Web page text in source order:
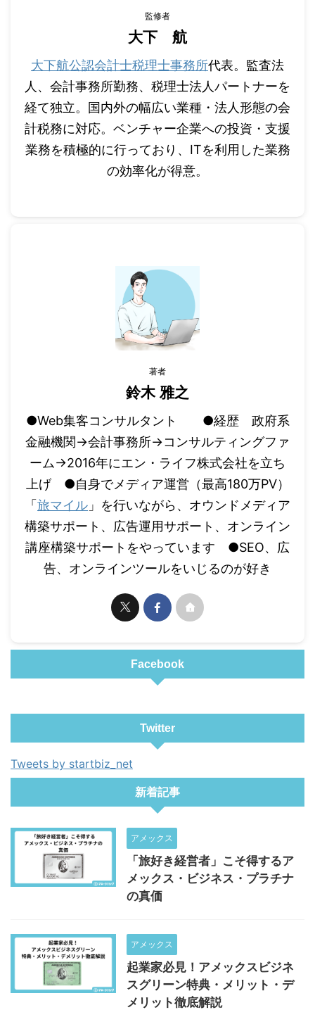
監修者
大下 航
大下航公認会計士税理士事務所代表。監査法
人、会計事務所勤務、税理士法人パートナーを
経て独立。国内外の幅広い業種・法人形態の会
計税務に対応。ベンチャー企業への投資・支援
業務を積極的に行っており、ITを利用した業務
の効率化が得意。
著者
鈴木 雅之
●Web集客コンサルタント ●経歴 政府系
金融機関→会計事務所→コンサルティングファ
ーム→2016年にエン・ライフ株式会社を立ち
上げ ●自身でメディア運営（最高180万PV）
「旅マイル 」を行いながら、オウンドメディア
構築サポート、広告運用サポート、オンライン
講座構築サポートをやっています ●SEO、広
告、オンラインツールをいじるのが好き
Facebook
Twitter
Tweets by startbiz_net
新着記事
アメックス
「旅好き経営者」こそ得するア
メックス・ビジネス・プラチナ
の真価
アメックス
起業家必見！アメックスビジネ
スグリーン特典・メリット・デ
メリット徹底解説